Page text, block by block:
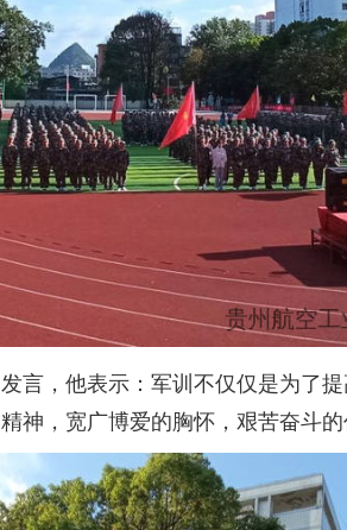
言，他表示：军训不仅仅是为了
神，宽广博爱的胸怀，艰苦奋斗的